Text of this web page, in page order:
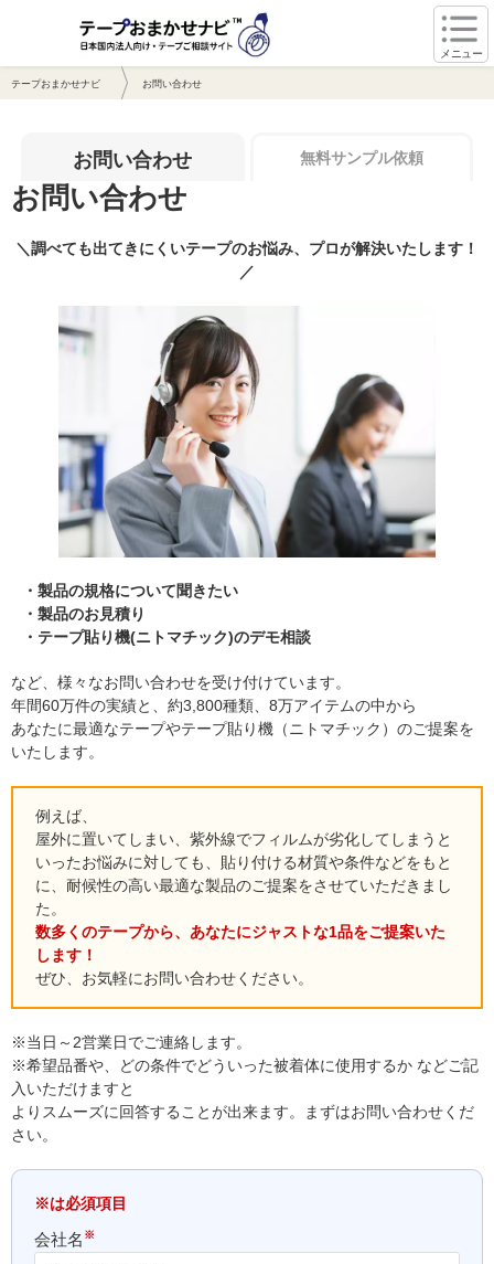
メニュー
テープおまかせナビ お問い合わせ
お問い合わせ 無料サンプル依頼
お問い合わせ
＼調べても出てきにくいテープのお悩み、プロが解決いたします！
／
製品の規格について聞きたい
製品のお見積り
テープ貼り機(ニトマチック)のデモ相談
など、様々なお問い合わせを受け付けています。
年間60万件の実績と、約3,800種類、8万アイテムの中から
あなたに最適なテープやテープ貼り機（ニトマチック）のご提案を
いたします。
例えば、
屋外に置いてしまい、紫外線でフィルムが劣化してしまうと
いったお悩みに対しても、貼り付ける材質や条件などをもと
に、耐候性の高い最適な製品のご提案をさせていただきまし
た。
数多くのテープから、あなたにジャストな1品をご提案いた
します！
ぜひ、お気軽にお問い合わせください。
※当日～2営業日でご連絡します。
※希望品番や、どの条件でどういった被着体に使用するか などご記
入いただけますと
よりスムーズに回答することが出来ます。まずはお問い合わせくだ
さい。
※は必須項目
会社名 ※